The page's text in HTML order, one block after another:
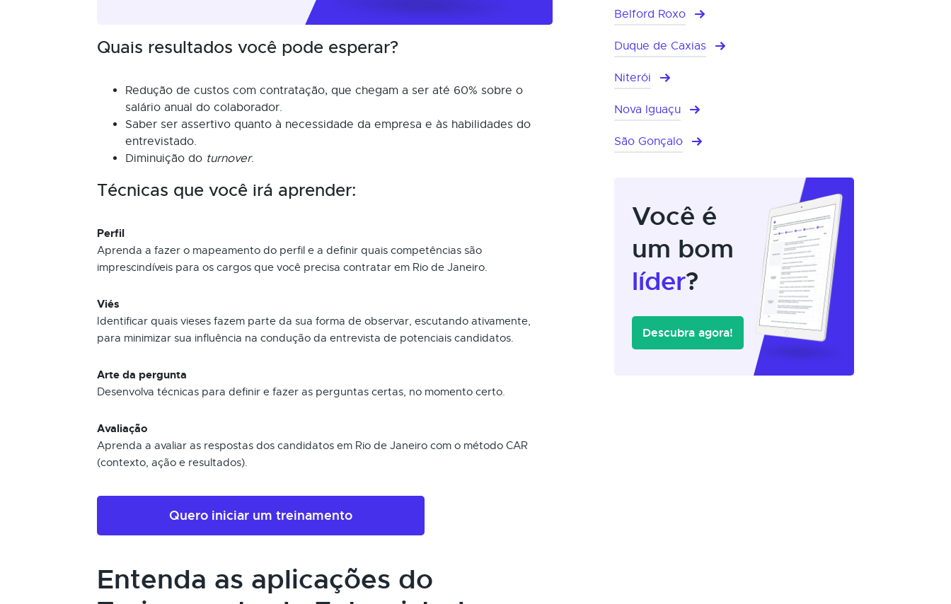
Quais resultados você pode esperar?
Redução de custos com contratação, que chegam a ser até 60% sobre o
salário anual do colaborador.
Saber ser assertivo quanto à necessidade da empresa e às habilidades do
entrevistado.
Diminuição do turnover.
Técnicas que você irá aprender:
Perfil
Aprenda a fazer o mapeamento do perfil e a definir quais competências são
imprescindíveis para os cargos que você precisa contratar em Rio de Janeiro.
Viés
Identificar quais vieses fazem parte da sua forma de observar, escutando ativamente,
para minimizar sua influência na condução da entrevista de potenciais candidatos.
Arte da pergunta
Desenvolva técnicas para definir e fazer as perguntas certas, no momento certo.
Avaliação
Aprenda a avaliar as respostas dos candidatos em Rio de Janeiro com o método CAR
(contexto, ação e resultados).
Quero iniciar um treinamento
Entenda as aplicações do
Belford Roxo
Duque de Caxias
Niterói
Nova Iguaçu
São Gonçalo
Você é
um bom
líder?
Descubra agora!